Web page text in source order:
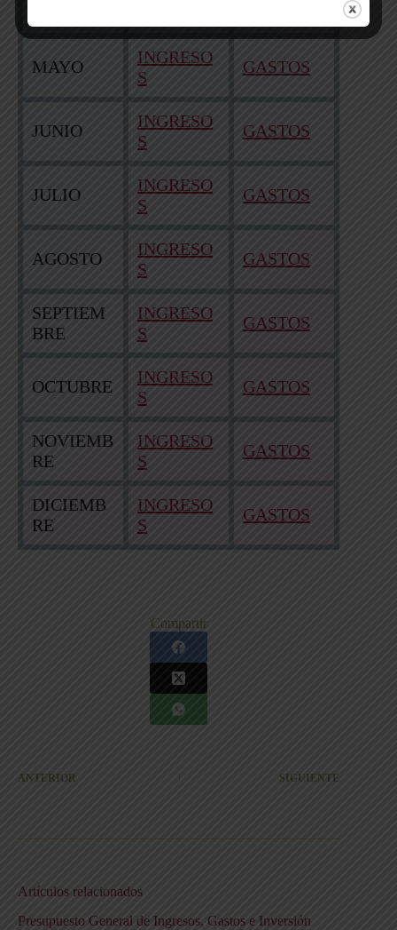
MAYO
INGRESO
S
GASTOS
JUNIO
INGRESO
S
GASTOS
JULIO
INGRESO
S
GASTOS
AGOSTO
INGRESO
S
GASTOS
SEPTIEM
BRE
INGRESO
S
GASTOS
OCTUBRE
INGRESO
S
GASTOS
NOVIEMB
RE
INGRESO
S
GASTOS
DICIEMB
RE
INGRESO
S
GASTOS
Compartir
ANTERIOR SIGUIENTE
Artículos relacionados
Presupuesto General de Ingresos, Gastos e Inversión